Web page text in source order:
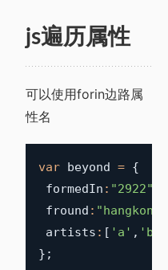
js遍历属性
可以使用forin边路属
性名
var beyond = {
formedIn : "2922"
fround : "hangkong"
artists : [ 'a' , 'b'
} ;